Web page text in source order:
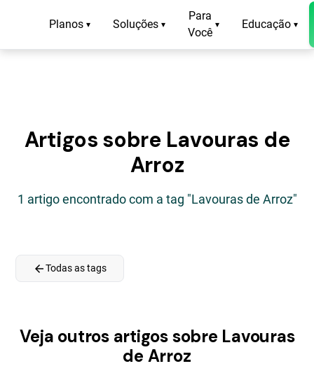
Planos ▾ Soluções ▾
Para
Você
▾ Educação ▾
Artigos sobre Lavouras de
Arroz
1 artigo encontrado com a tag "Lavouras de Arroz"
arrow_backTodas as tags
Veja outros artigos sobre Lavouras
de Arroz